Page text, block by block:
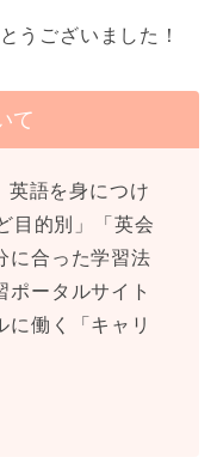
うございました！
て
英語を身につけ
目的別」「英会
に合った学習法
ポータルサイト
に働く「キャリ